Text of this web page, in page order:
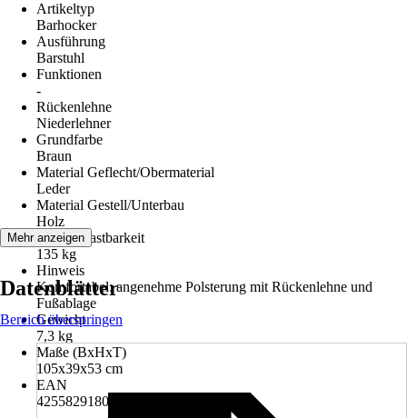
Artikeltyp
Barhocker
Ausführung
Barstuhl
Funktionen
-
Rückenlehne
Niederlehner
Grundfarbe
Braun
Material Geflecht/Obermaterial
Leder
Material Gestell/Unterbau
Holz
Max. Belastbarkeit
135 kg
Hinweis
Komfortabel: angenehme Polsterung mit Rückenlehne und
Fußablage
Gewicht
7,3 kg
Maße (BxHxT)
105x39x53 cm
EAN
4255829180914
Mehr anzeigen
Datenblätter
Bereich überspringen